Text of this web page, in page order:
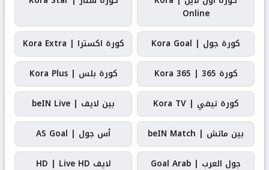
Online
كورة جول | Kora Goal
كورة اكسترا | Kora Extra
كورة 365 | Kora 365
كورة بلس | Kora Plus
كورة تيفي | Kora TV
بين لايف | beIN Live
بين ماتش | beIN Match
أس جول | AS Goal
جول العرب | Goal Arab
لايف HD | Live HD